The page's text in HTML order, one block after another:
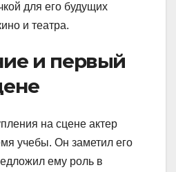
для его будущих
и театра.
и первый
на сцене актер
учебы. Он заметил его
ему роль в